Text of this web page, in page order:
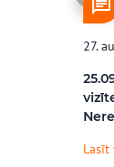
27.
Lasīt